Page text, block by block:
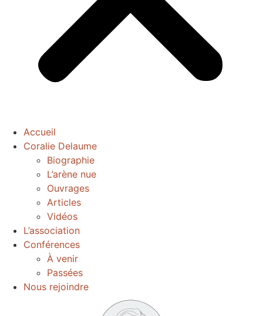
Accueil
Coralie Delaume
Biographie
L’arène nue
Ouvrages
Articles
Vidéos
L’association
Conférences
À venir
Passées
Nous rejoindre